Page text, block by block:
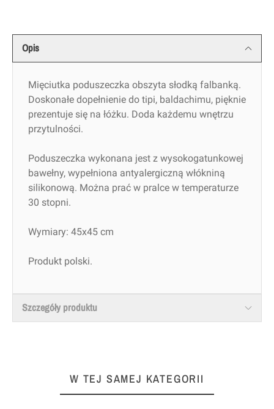
Opis
Mięciutka poduszeczka obszyta słodką falbanką.
Doskonałe dopełnienie do tipi, baldachimu, pięknie
prezentuje się na łóżku. Doda każdemu wnętrzu
przytulności.
Poduszeczka wykonana jest z wysokogatunkowej
bawełny, wypełniona antyalergiczną włókniną
silikonową. Można prać w pralce w temperaturze
30 stopni.
Wymiary: 45x45 cm
Produkt polski.
Szczegóły produktu
W TEJ SAMEJ KATEGORII